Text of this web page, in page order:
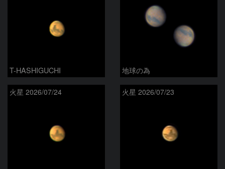
T-HASHIGUCHI 地球の為
火星 2026/07/24 火星 2026/07/23